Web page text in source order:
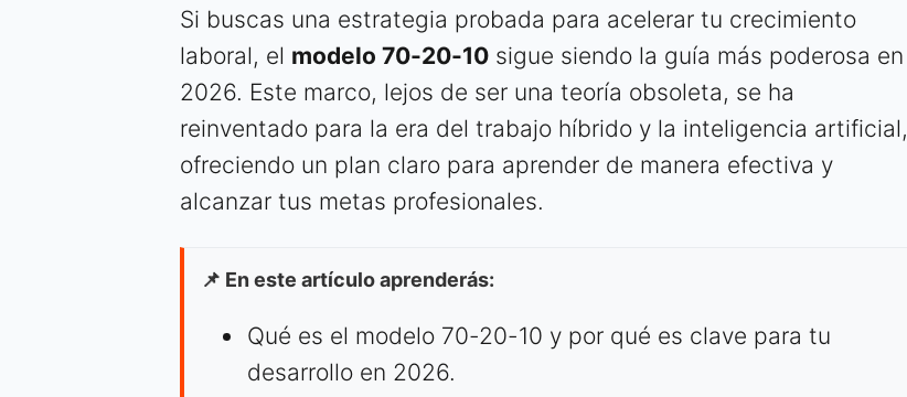
Si buscas una estrategia probada para acelerar tu crecimiento
laboral, el modelo 70-20-10 sigue siendo la guía más poderosa en
2026. Este marco, lejos de ser una teoría obsoleta, se ha
reinventado para la era del trabajo híbrido y la inteligencia artificial,
ofreciendo un plan claro para aprender de manera efectiva y
alcanzar tus metas profesionales.
📌 En este artículo aprenderás:
Qué es el modelo 70-20-10 y por qué es clave para tu
desarrollo en 2026.